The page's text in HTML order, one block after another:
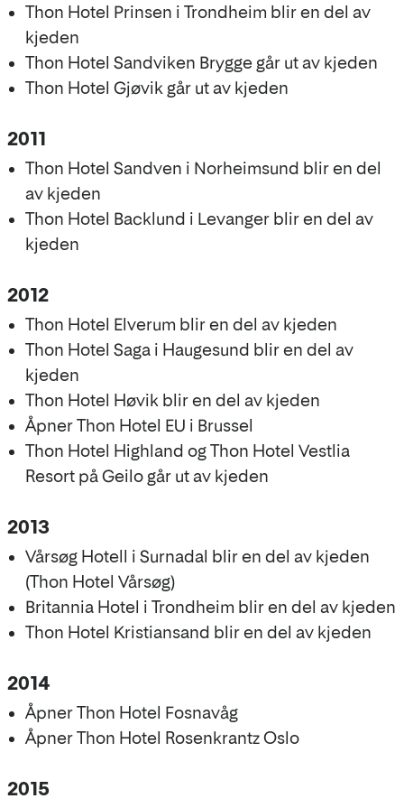
Thon Hotel Prinsen i Trondheim blir en del av
kjeden
Thon Hotel Sandviken Brygge går ut av kjeden
Thon Hotel Gjøvik går ut av kjeden
2011
Thon Hotel Sandven i Norheimsund blir en del
av kjeden
Thon Hotel Backlund i Levanger blir en del av
kjeden
2012
Thon Hotel Elverum blir en del av kjeden
Thon Hotel Saga i Haugesund blir en del av
kjeden
Thon Hotel Høvik blir en del av kjeden
Åpner Thon Hotel EU i Brussel
Thon Hotel Highland og Thon Hotel Vestlia
Resort på Geilo går ut av kjeden
2013
Vårsøg Hotell i Surnadal blir en del av kjeden
(Thon Hotel Vårsøg)
Britannia Hotel i Trondheim blir en del av kjeden
Thon Hotel Kristiansand blir en del av kjeden
2014
Åpner Thon Hotel Fosnavåg
Åpner Thon Hotel Rosenkrantz Oslo
2015